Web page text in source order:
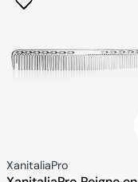
Fournisseur:
XanitaliaPro